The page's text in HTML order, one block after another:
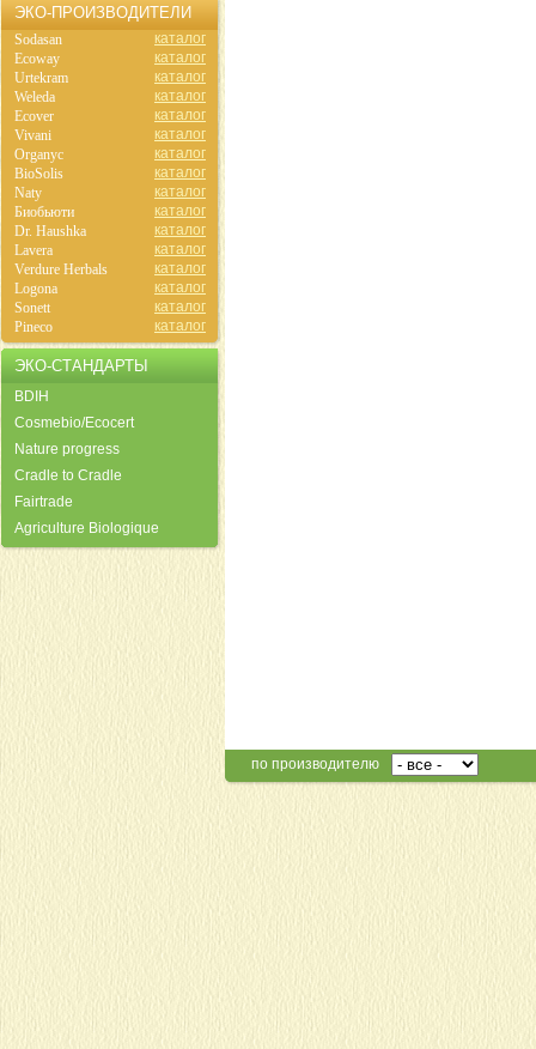
по производителю
ЭКО-ПРОИЗВОДИТЕЛИ
Sodasan
каталог
Ecoway
каталог
Urtekram
каталог
Weleda
каталог
Ecover
каталог
Vivani
каталог
Organyc
каталог
BioSolis
каталог
Naty
каталог
Биобьюти
каталог
Dr. Haushka
каталог
Lavera
каталог
Verdure Herbals
каталог
Logona
каталог
Sonett
каталог
Pineco
каталог
ЭКО-СТАНДАРТЫ
BDIH
Cosmebio/Ecocert
Nature progress
Cradle to Cradle
Fairtrade
Agriculture Biologique